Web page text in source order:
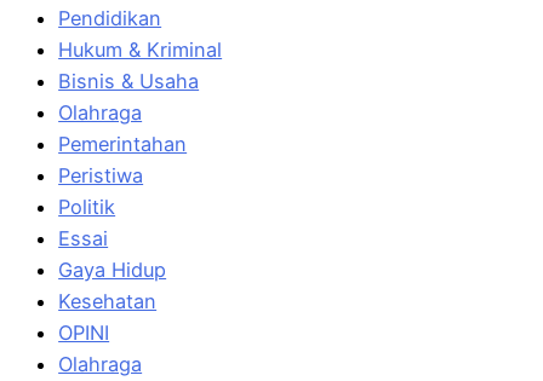
Pendidikan
Hukum & Kriminal
Bisnis & Usaha
Olahraga
Pemerintahan
Peristiwa
Politik
Essai
Gaya Hidup
Kesehatan
OPINI
Olahraga